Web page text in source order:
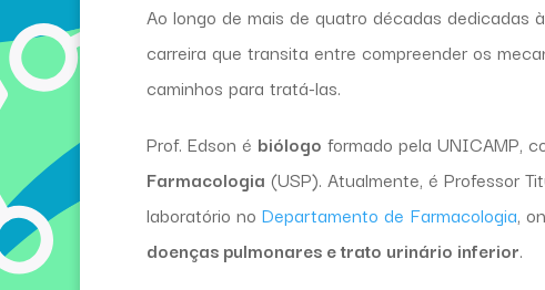
Ao longo de mais de quatro décadas dedicadas
carreira que transita entre compreender os
caminhos para tratá-las.
Prof. Edson é biólogo formado pela UNICAMP,
Farmacologia (USP). Atualmente, é Professor
laboratório no Departamento de Farmacologia,
doenças pulmonares e trato urinário inferior.